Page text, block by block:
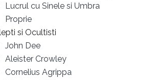
Lucrul cu Sinele si Umbra
Proprie
si Ocultisti
John Dee
Aleister Crowley
Cornelius Agrippa